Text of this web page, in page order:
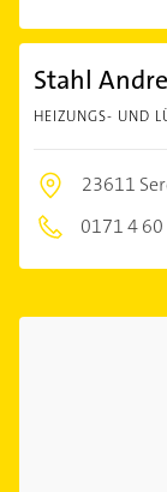
Stahl
HEIZUNGS- UND
23611
0171 4